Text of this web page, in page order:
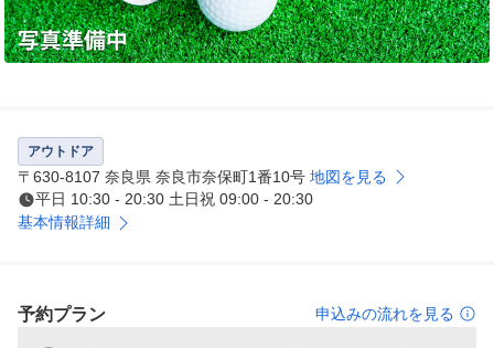
アウトドア
〒630-8107 奈良県 奈良市奈保町1番10号 地図を見る
平日 10:30 - 20:30 土日祝 09:00 - 20:30
基本情報詳細
予約プラン 申込みの流れを見る